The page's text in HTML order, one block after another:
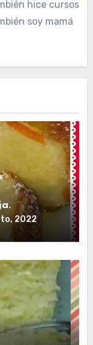
hice cursos
soy mamá
2022